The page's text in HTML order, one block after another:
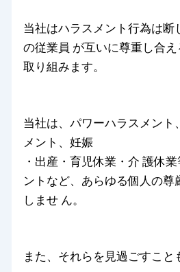
当社はハラスメント行為は断
の従業員 が互いに尊重し合
取り組みます。
当社は、パワーハラスメント
メント、妊娠
・出産・育児休業・介 護休
ントなど、あらゆる個人の尊
しませ ん。
また、それらを見過ごすこと